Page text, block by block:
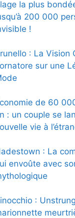
la plus
200 000
!
: La Vision
sur une
de 60
: un couple se
vie à
: La
envoûte avec
: